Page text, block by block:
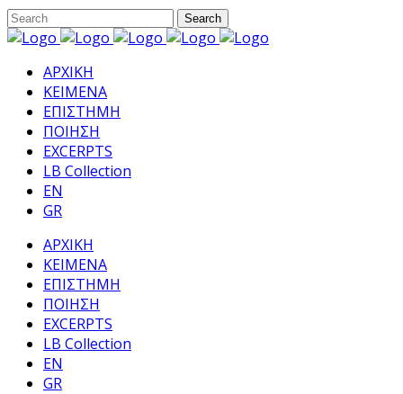
ΑΡΧΙΚΗ
ΚΕΙΜΕΝΑ
ΕΠΙΣΤΗΜΗ
ΠΟΙΗΣΗ
EXCERPTS
LB Collection
EN
GR
ΑΡΧΙΚΗ
ΚΕΙΜΕΝΑ
ΕΠΙΣΤΗΜΗ
ΠΟΙΗΣΗ
EXCERPTS
LB Collection
EN
GR